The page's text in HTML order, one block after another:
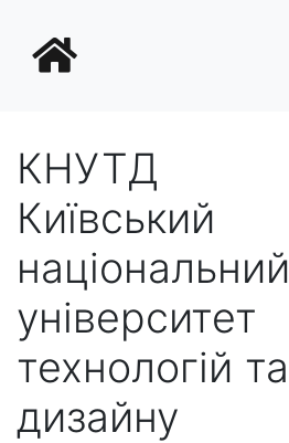
КНУТД
Київський
національний
університет
технологій та
дизайну